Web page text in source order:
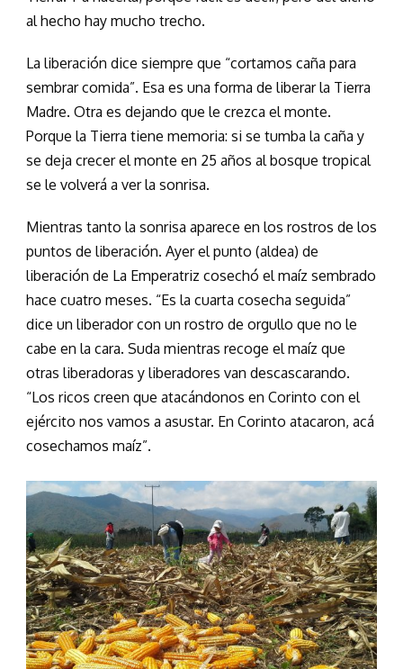
al hecho hay mucho trecho.
La liberación dice siempre que “cortamos caña para
sembrar comida”. Esa es una forma de liberar la Tierra
Madre. Otra es dejando que le crezca el monte.
Porque la Tierra tiene memoria: si se tumba la caña y
se deja crecer el monte en 25 años al bosque tropical
se le volverá a ver la sonrisa.
Mientras tanto la sonrisa aparece en los rostros de los
puntos de liberación. Ayer el punto (aldea) de
liberación de La Emperatriz cosechó el maíz sembrado
hace cuatro meses. “Es la cuarta cosecha seguida”
dice un liberador con un rostro de orgullo que no le
cabe en la cara. Suda mientras recoge el maíz que
otras liberadoras y liberadores van descascarando.
“Los ricos creen que atacándonos en Corinto con el
ejército nos vamos a asustar. En Corinto atacaron, acá
cosechamos maíz”.